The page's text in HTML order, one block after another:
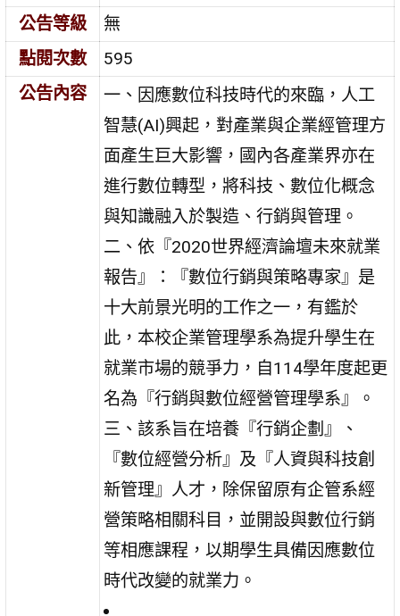
公告等級
無
點閱次數
595
公告內容
一、因應數位科技時代的來臨，人工
智慧(AI)興起，對產業與企業經管理方
面產生巨大影響，國內各產業界亦在
進行數位轉型，將科技、數位化概念
與知識融入於製造、行銷與管理。
二、依『2020世界經濟論壇未來就業
報告』：『數位行銷與策略專家』是
十大前景光明的工作之一，有鑑於
此，本校企業管理學系為提升學生在
就業市場的競爭力，自114學年度起更
名為『行銷與數位經營管理學系』。
三、該系旨在培養『行銷企劃』、
『數位經營分析』及『人資與科技創
新管理』人才，除保留原有企管系經
營策略相關科目，並開設與數位行銷
等相應課程，以期學生具備因應數位
時代改變的就業力。